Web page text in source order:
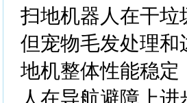
扫地机器人在干
但宠物毛发处理
地机整体性能稳
人在导航避障上